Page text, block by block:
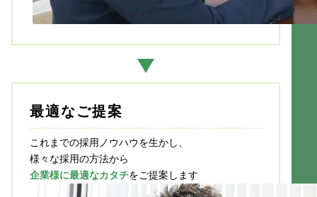
最適なご提案
これまでの採用ノウハウを生かし、
様々な採用の方法から
企業様に最適なカタチをご提案します